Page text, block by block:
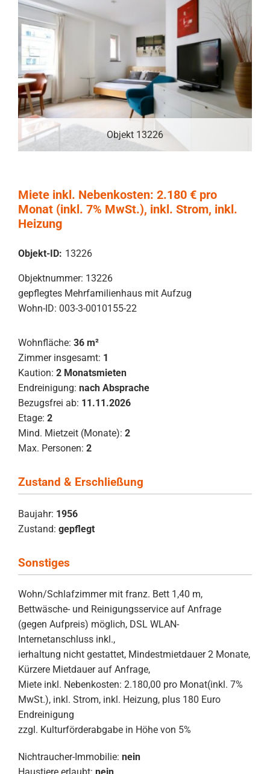
Objekt 13226
Miete inkl. Nebenkosten: 2.180 € pro
Monat (inkl. 7% MwSt.), inkl. Strom, inkl.
Heizung
Objekt-ID: 13226
Objektnummer: 13226
gepflegtes Mehrfamilienhaus mit Aufzug
Wohn-ID: 003-3-0010155-22
Wohnfläche: 36 m²
Zimmer insgesamt: 1
Kaution: 2 Monatsmieten
Endreinigung: nach Absprache
Bezugsfrei ab: 11.11.2026
Etage: 2
Mind. Mietzeit (Monate): 2
Max. Personen: 2
Zustand & Erschließung
Baujahr: 1956
Zustand: gepflegt
Sonstiges
Wohn/Schlafzimmer mit franz. Bett 1,40 m,
Bettwäsche- und Reinigungsservice auf Anfrage
(gegen Aufpreis) möglich, DSL WLAN-
Internetanschluss inkl.,
ierhaltung nicht gestattet, Mindestmietdauer 2 Monate,
Kürzere Mietdauer auf Anfrage,
Miete inkl. Nebenkosten: 2.180,00 pro Monat(inkl. 7%
MwSt.), inkl. Strom, inkl. Heizung, plus 180 Euro
Endreinigung
zzgl. Kulturförderabgabe in Höhe von 5%
Nichtraucher-Immobilie: nein